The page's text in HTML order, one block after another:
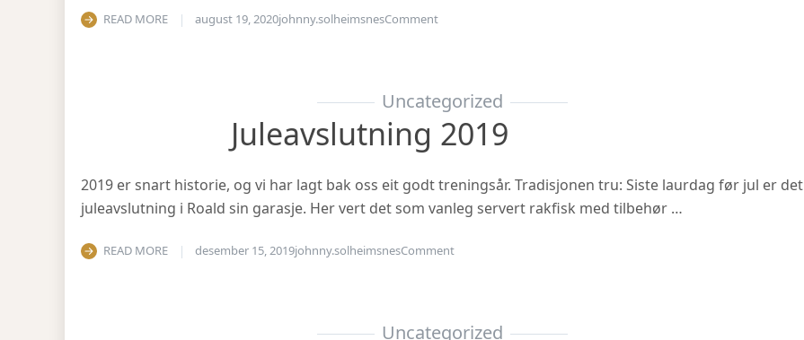
READ MORE august 19, 2020johnny.solheimsnesCommenton Haustsementer 2020
Uncategorized
Juleavslutning 2019
2019 er snart historie, og vi har lagt bak oss eit godt treningsår. Tradisjonen tru: Siste laurdag før jul er det
juleavslutning i Roald sin garasje. Her vert det som vanleg servert rakfisk med tilbehør …
READ MORE desember 15, 2019johnny.solheimsnesCommenton Juleavslutning 2019
Uncategorized